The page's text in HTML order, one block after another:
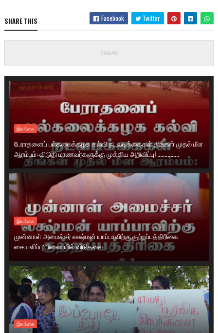
SHARE THIS Facebook Twitter
இலங்கை
பேராதனைப் பல்கலைக்கழக கல்வி நடவடிக்கைகள் திங்கள் முதல் மீள
ஆரம்பம்: விடுதி மாணவர்களுக்கு முக்கிய அறிவிப்பு! ...............
இலங்கை
முன்னாள் அமைச்சர் லக்ஷ்மன் யாப்பாவிற்கு குற்றப்பத்திரிகை
கையளிப்பு: பிணையில் விடுதலை ...
இலங்கை